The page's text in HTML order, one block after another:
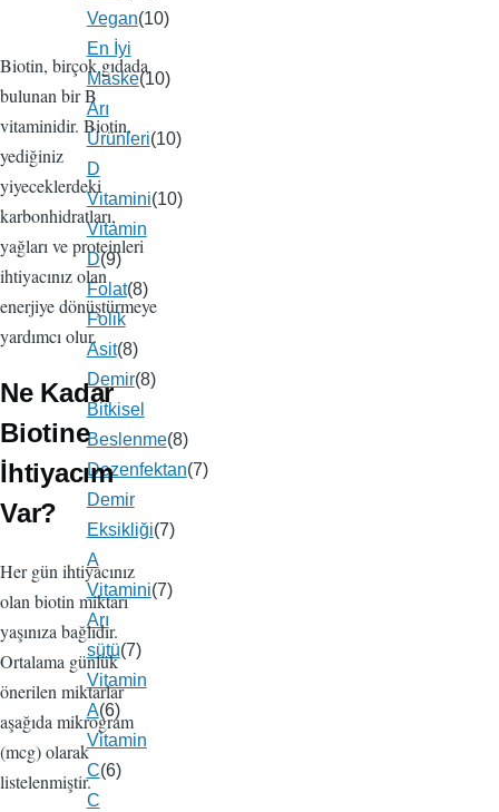
Biotin, birçok gıdada
bulunan bir B
vitaminidir. Biotin,
yediğiniz
yiyeceklerdeki
karbonhidratları,
yağları ve proteinleri
ihtiyacınız olan
enerjiye dönüştürmeye
yardımcı olur.
Ne Kadar
Biotine
İhtiyacım
Var?
Her gün ihtiyacınız
olan biotin miktarı
yaşınıza bağlıdır.
Ortalama günlük
önerilen miktarlar
aşağıda mikrogram
(mcg) olarak
listelenmiştir.
Vegan(10)
En İyi
Maske(10)
Arı
Ürünleri(10)
D
Vitamini(10)
Vitamin
D(9)
Folat(8)
Folik
Asit(8)
Demir(8)
Bitkisel
Beslenme(8)
Dezenfektan(7)
Demir
Eksikliği(7)
A
Vitamini(7)
Arı
sütü(7)
Vitamin
A(6)
Vitamin
C(6)
C